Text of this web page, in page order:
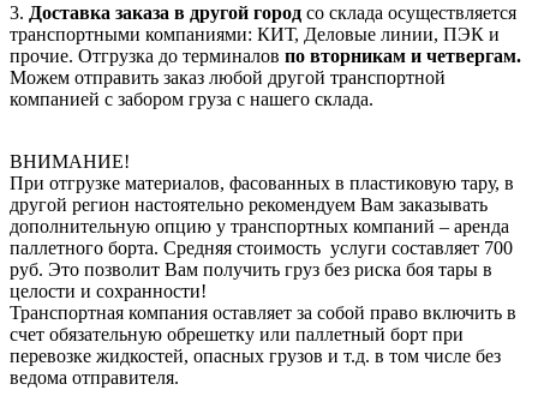
3. Доставка заказа в другой город со склада осуществляется
транспортными компаниями: КИТ, Деловые линии, ПЭК и
прочие. Отгрузка до терминалов по вторникам и четвергам.
Можем отправить заказ любой другой транспортной
компанией с забором груза с нашего склада.
ВНИМАНИЕ!
При отгрузке материалов, фасованных в пластиковую тару, в
другой регион настоятельно рекомендуем Вам заказывать
дополнительную опцию у транспортных компаний – аренда
паллетного борта. Средняя стоимость услуги составляет 700
руб. Это позволит Вам получить груз без риска боя тары в
целости и сохранности!
Транспортная компания оставляет за собой право включить в
счет обязательную обрешетку или паллетный борт при
перевозке жидкостей, опасных грузов и т.д. в том числе без
ведома отправителя.